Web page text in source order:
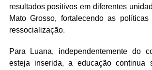
resultados positivos em diferentes
Mato Grosso, fortalecendo as
ressocialização.
Para Luana, independentemente do
esteja inserida, a educação continua